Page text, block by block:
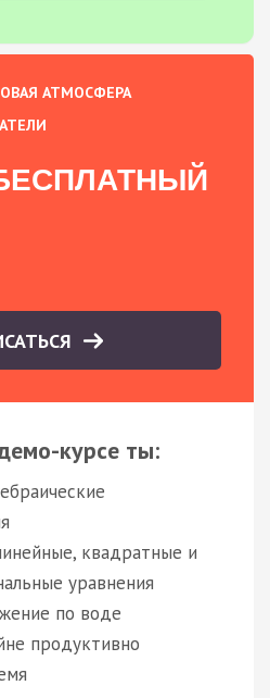
АТМОСФЕРА
курсе ты:
квадратные и
уравнения
по воде
продуктивно